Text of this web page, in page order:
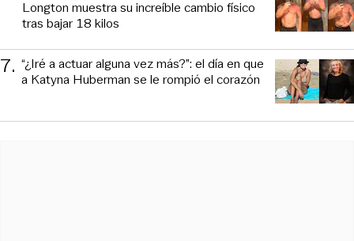
Longton muestra su increíble cambio físico
tras bajar 18 kilos
7. “¿Iré a actuar alguna vez más?”: el día en que
a Katyna Huberman se le rompió el corazón